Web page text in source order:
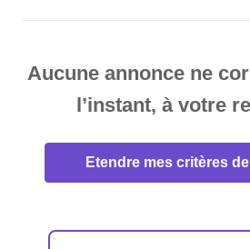
Aucune annonce ne
l’instant, à votre
Etendre mes critères